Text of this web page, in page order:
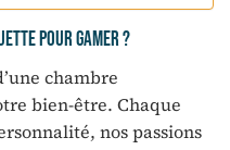
pour gamer ?
chambre
bien-être. Chaque
nos passions